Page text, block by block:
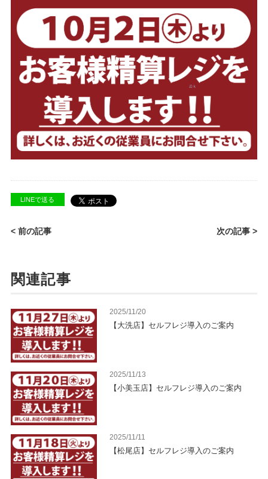
LINEで送る
< 前の記事 次の記事 >
関連記事
2025/11/20
【大洗店】セルフレジ導入のご案内
2025/11/13
【小美玉店】セルフレジ導入のご案内
2025/11/11
【松尾店】セルフレジ導入のご案内